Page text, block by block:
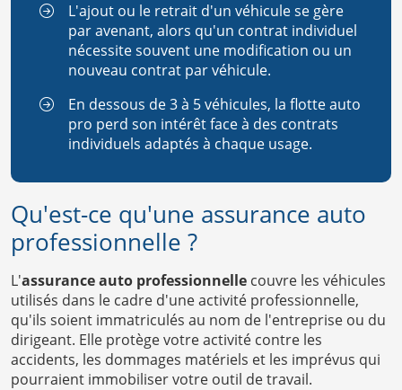
L'ajout ou le retrait d'un véhicule se gère
par avenant, alors qu'un contrat individuel
nécessite souvent une modification ou un
nouveau contrat par véhicule.
En dessous de 3 à 5 véhicules, la flotte auto
pro perd son intérêt face à des contrats
individuels adaptés à chaque usage.
Qu'est-ce qu'une assurance auto
professionnelle ?
L'assurance auto professionnelle couvre les véhicules
utilisés dans le cadre d'une activité professionnelle,
qu'ils soient immatriculés au nom de l'entreprise ou du
dirigeant. Elle protège votre activité contre les
accidents, les dommages matériels et les imprévus qui
pourraient immobiliser votre outil de travail.